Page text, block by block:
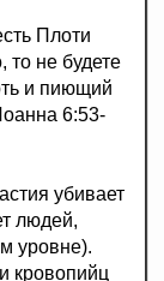
Плоти
то не будете
и пиющий
6:53-
убивает
людей,
уровне).
кровопийц